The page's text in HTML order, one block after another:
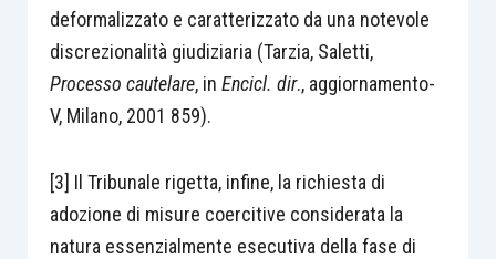
deformalizzato e caratterizzato da una notevole
discrezionalità giudiziaria (Tarzia, Saletti,
Processo cautelare, in Encicl. dir., aggiornamento-
V, Milano, 2001 859).
[3] Il Tribunale rigetta, infine, la richiesta di
adozione di misure coercitive considerata la
natura essenzialmente esecutiva della fase di